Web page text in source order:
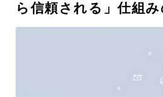
ら信頼される」仕組